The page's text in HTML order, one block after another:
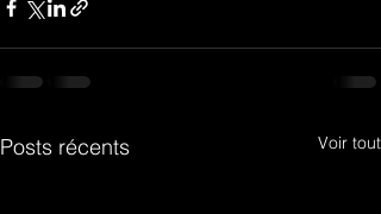
Posts récents Voir tout